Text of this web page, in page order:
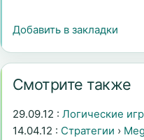
Добавить в закладки
Смотрите также
29.09.12 : Логические
14.04.12 : Стратегии ›